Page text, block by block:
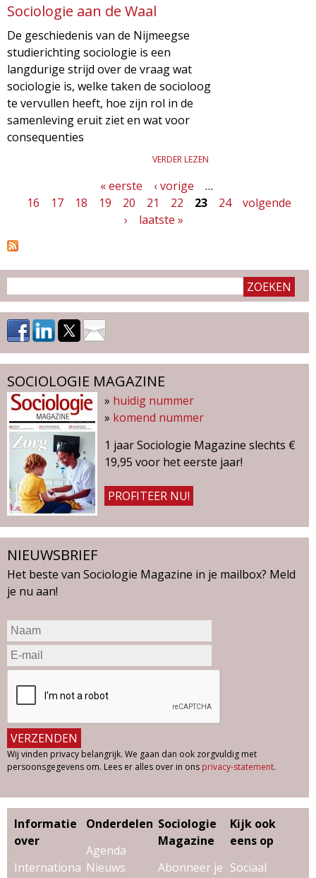
Sociologie aan de Waal
De geschiedenis van de Nijmeegse
studierichting sociologie is een
langdurige strijd over de vraag wat
sociologie is, welke taken de socioloog
te vervullen heeft, hoe zijn rol in de
samenleving eruit ziet en wat voor
consequenties
VERDER LEZEN
g
i
n
a
'
s
« eerste ‹ vorige
…
16
17 18 19 20 21 22 23 24
volgende
›
laatste »
SOCIOLOGIE MAGAZINE
» huidig nummer
» komend nummer
1 jaar Sociologie Magazine slechts €
19,95 voor het eerste jaar!
PROFITEER NU!
NIEUWSBRIEF
Het beste van Sociologie Magazine in je mailbox? Meld
je nu aan!
Wij vinden privacy belangrijk. We gaan dan ook zorgvuldig met
persoonsgegevens om. Lees er alles over in ons privacy-statement.
Informatie
over
Internationa
Onderdelen
Agenda
Nieuws
Sociologie
Magazine
Abonneer je
Kijk ook
eens op
Sociaal